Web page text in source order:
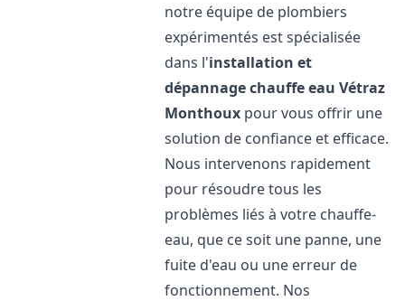
notre équipe de plombiers
expérimentés est spécialisée
dans l'installation et
dépannage chauffe eau Vétraz
Monthoux pour vous offrir une
solution de confiance et efficace.
Nous intervenons rapidement
pour résoudre tous les
problèmes liés à votre chauffe-
eau, que ce soit une panne, une
fuite d'eau ou une erreur de
fonctionnement. Nos